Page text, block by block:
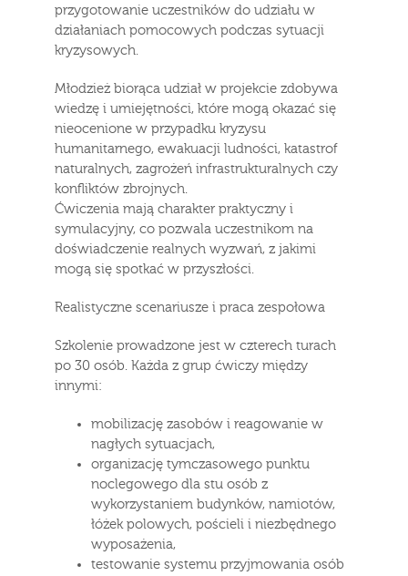
przygotowanie uczestników do udziału w
działaniach pomocowych podczas sytuacji
kryzysowych.
Młodzież biorąca udział w projekcie zdobywa
wiedzę i umiejętności, które mogą okazać się
nieocenione w przypadku kryzysu
humanitarnego, ewakuacji ludności, katastrof
naturalnych, zagrożeń infrastrukturalnych czy
konfliktów zbrojnych.
Ćwiczenia mają charakter praktyczny i
symulacyjny, co pozwala uczestnikom na
doświadczenie realnych wyzwań, z jakimi
mogą się spotkać w przyszłości.
Realistyczne scenariusze i praca zespołowa
Szkolenie prowadzone jest w czterech turach
po 30 osób. Każda z grup ćwiczy między
innymi:
mobilizację zasobów i reagowanie w
nagłych sytuacjach,
organizację tymczasowego punktu
noclegowego dla stu osób z
wykorzystaniem budynków, namiotów,
łóżek polowych, pościeli i niezbędnego
wyposażenia,
testowanie systemu przyjmowania osób